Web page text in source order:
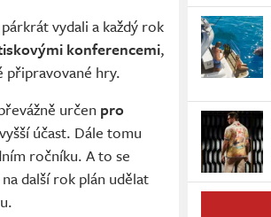
vydali a každý rok
konferencemi,
připravované hry.
určen pro
účast. Dále tomu
ročníku. A to se
další rok plán udělat